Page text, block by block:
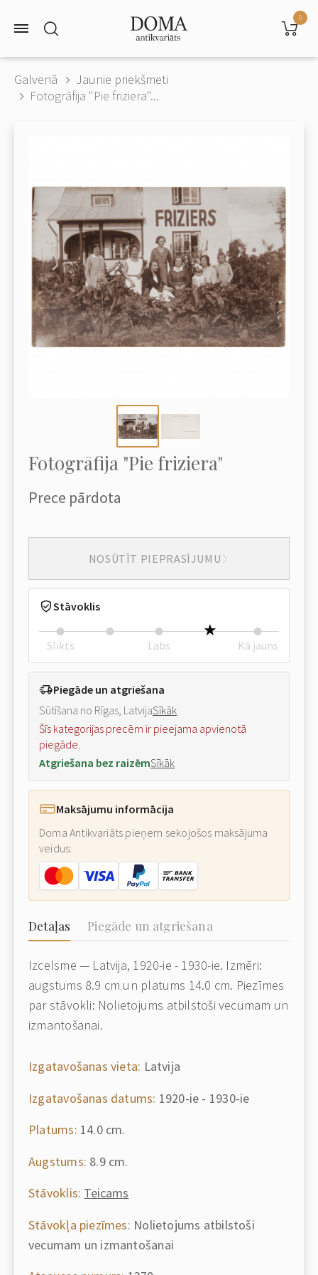
0
Galvenā
Jaunie priekšmeti
Fotogrāfija "Pie friziera"...
Fotogrāfija "Pie friziera"
Prece pārdota
NOSŪTĪT PIEPRASĪJUMU
Stāvoklis
Slikts Labs Kā jauns
Piegāde un atgriešana
Sūtīšana no Rīgas, LatvijaSīkāk
Šīs kategorijas precēm ir pieejama apvienotā
piegāde.
Atgriešana bez raizēmSīkāk
Maksājumu informācija
Doma Antikvariāts pieņem sekojošos maksājuma
veidus:
Detaļas Piegāde un atgriešana
Izcelsme — Latvija, 1920-ie - 1930-ie. Izmēri:
augstums 8.9 cm un platums 14.0 cm. Piezīmes
par stāvokli: Nolietojums atbilstoši vecumam un
izmantošanai.
Izgatavošanas vieta: Latvija
Izgatavošanas datums: 1920-ie - 1930-ie
Platums: 14.0 cm.
Augstums: 8.9 cm.
Stāvoklis: Teicams
Stāvokļa piezīmes: Nolietojums atbilstoši
vecumam un izmantošanai